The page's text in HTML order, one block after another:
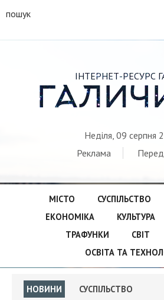
пошук
ІНТЕРНЕТ-РЕСУРС
Неділя, 09 серпня
Реклама
МІСТО СУСПІЛЬСТВО
ЕКОНОМІКА
КУЛЬТУРА
ТРАФУНКИ
СВІТ
ОСВІТА ТА
НОВИНИ СУСПІЛЬСТВО